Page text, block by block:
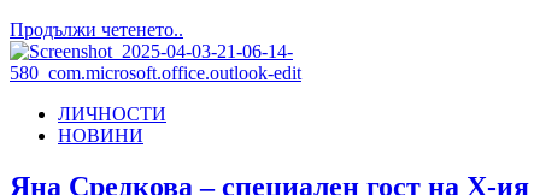
Продължи четенето..
more
about
с
ЛИЧНОСТИ
НОВИНИ
Яна Средкова – специален гост на X-ия